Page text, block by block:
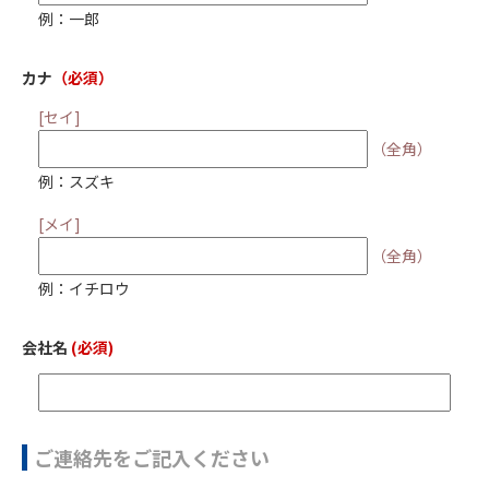
例：一郎
カナ （必須）
[セイ]
（全角）
例：スズキ
[メイ]
（全角）
例：イチロウ
会社名 (必須)
ご連絡先をご記入ください